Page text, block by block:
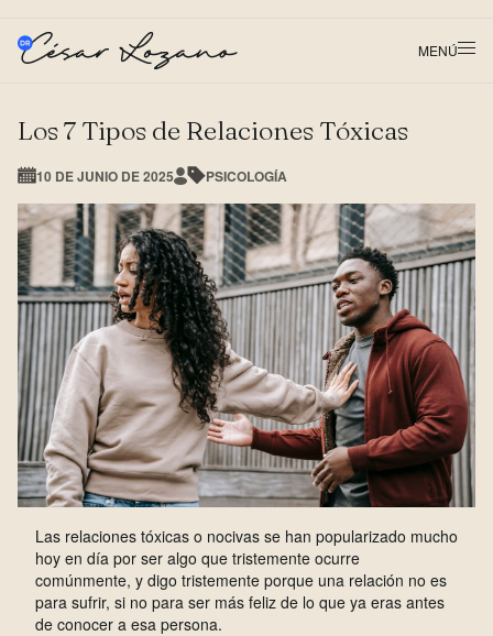
MENÚ
Los 7 Tipos de Relaciones Tóxicas
10 DE JUNIO DE 2025 PSICOLOGÍA
Las relaciones tóxicas o nocivas se han popularizado mucho
hoy en día por ser algo que tristemente ocurre
comúnmente, y digo tristemente porque una relación no es
para sufrir, si no para ser más feliz de lo que ya eras antes
de conocer a esa persona.